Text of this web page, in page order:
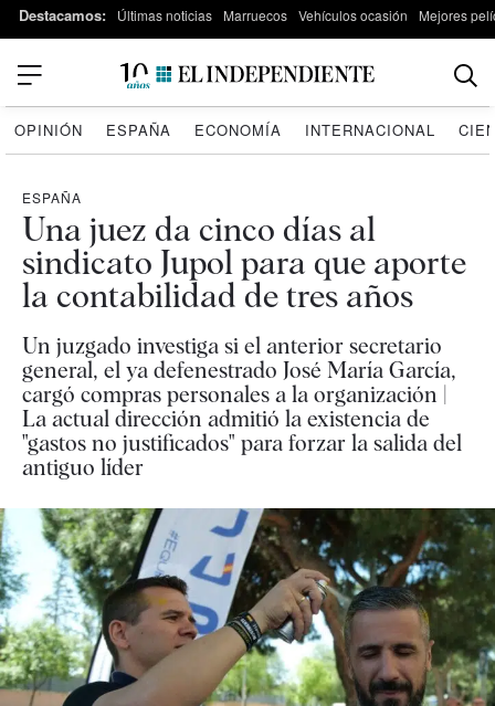
Destacamos: Últimas noticias Marruecos Vehículos ocasión Mejores
OPINIÓN ESPAÑA ECONOMÍA INTERNACIONAL
ESPAÑA
Una juez da cinco días al
sindicato Jupol para que aporte
la contabilidad de tres años
Un juzgado investiga si el anterior secretario
general, el ya defenestrado José María García,
cargó compras personales a la organización |
La actual dirección admitió la existencia de
"gastos no justificados" para forzar la salida del
antiguo líder